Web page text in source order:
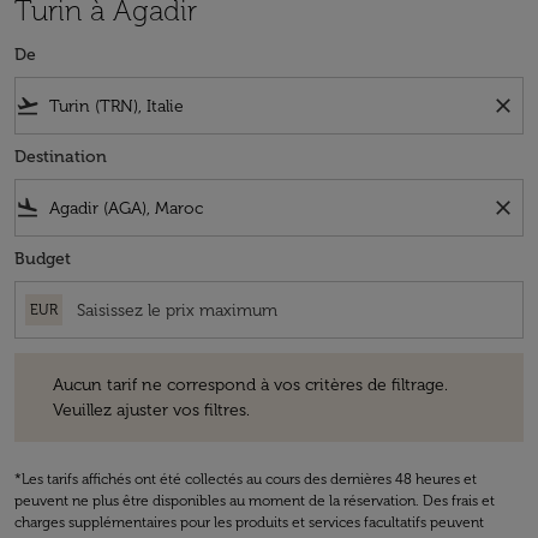
Turin à Agadir
De
flight_takeoff close
Destination
flight_land close
Budget
EUR
Aucun tarif ne correspond à vos critères de filtrage.
Veuillez ajuster vos filtres.
*Les tarifs affichés ont été collectés au cours des dernières 48 heures et
peuvent ne plus être disponibles au moment de la réservation. Des frais et
charges supplémentaires pour les produits et services facultatifs peuvent